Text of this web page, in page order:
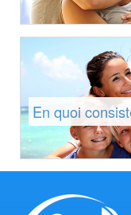
En quoi